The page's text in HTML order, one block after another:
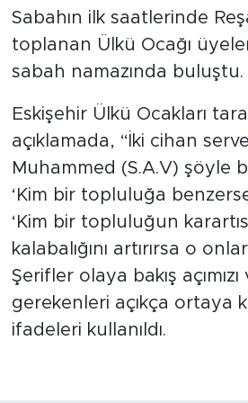
Sabahın ilk saatlerinde
toplanan Ülkü Ocağı
sabah namazında buluştu.
Eskişehir Ülkü Ocakları
açıklamada, “İki cihan
Muhammed (S.A.V) şöyle
‘Kim bir topluluğa
‘Kim bir topluluğun
kalabalığını artırırsa o
Şerifler olaya bakış
gerekenleri açıkça ortaya
ifadeleri kullanıldı.